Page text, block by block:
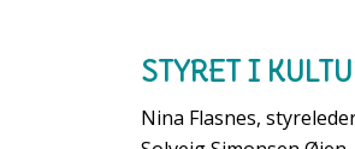
STYRET I
Nina Flasnes,